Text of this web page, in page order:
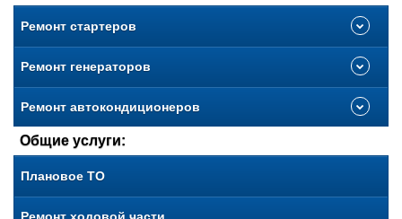
Ремонт стартеров
Ремонт генераторов
Ремонт автокондиционеров
Общие услуги:
Плановое ТО